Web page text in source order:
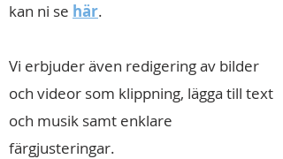
kan ni se här.
Vi erbjuder även redigering av bilder
och videor som klippning, lägga till text
och musik samt enklare
färgjusteringar.